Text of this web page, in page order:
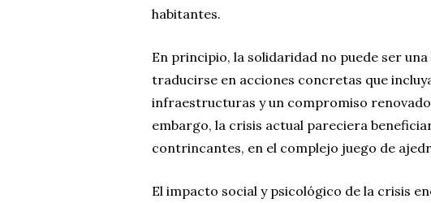
habitantes.
En principio, la solidaridad no puede ser
traducirse en acciones concretas que
infraestructuras y un compromiso
embargo, la crisis actual pareciera
contrincantes, en el complejo juego de
El impacto social y psicológico de la crisis